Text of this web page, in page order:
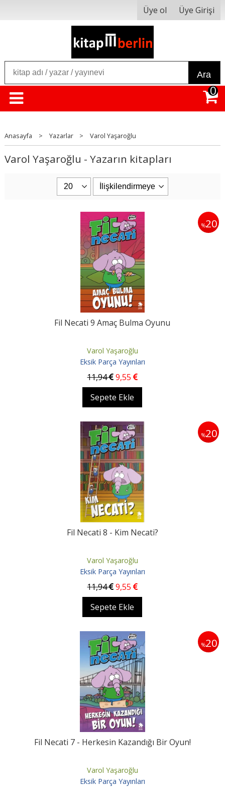
Üye ol Üye Girişi
Ara
0
Anasayfa > Yazarlar > Varol Yaşaroğlu
Varol Yaşaroğlu - Yazarın kitapları
%20
Fil Necati 9 Amaç Bulma Oyunu
Varol Yaşaroğlu
Eksik Parça Yayınları
11,94 9,55
Sepete Ekle
%20
Fil Necati 8 - Kim Necati?
Varol Yaşaroğlu
Eksik Parça Yayınları
11,94 9,55
Sepete Ekle
%20
Fil Necati 7 - Herkesin Kazandığı Bir Oyun!
Varol Yaşaroğlu
Eksik Parça Yayınları